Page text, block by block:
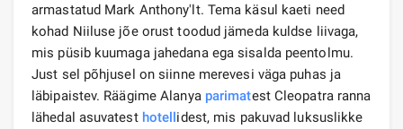
armastatud Mark Anthony'lt. Tema käsul kaeti need
kohad Niiluse jõe orust toodud jämeda kuldse liivaga,
mis püsib kuumaga jahedana ega sisalda peentolmu.
Just sel põhjusel on siinne merevesi väga puhas ja
läbipaistev. Räägime Alanya parimatest Cleopatra ranna
lähedal asuvatest hotellidest, mis pakuvad luksuslikke